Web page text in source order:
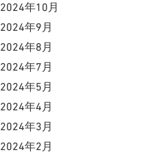
2024年10月
2024年9月
2024年8月
2024年7月
2024年5月
2024年4月
2024年3月
2024年2月